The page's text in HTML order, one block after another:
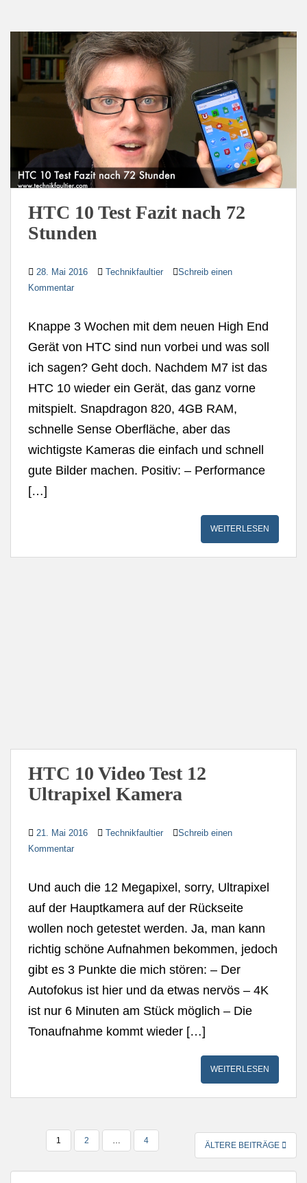
HTC 10 Test Fazit nach 72
Stunden
28. Mai 2016 Technikfaultier
Schreib einen
Kommentar
Knappe 3 Wochen mit dem neuen High End
Gerät von HTC sind nun vorbei und was soll
ich sagen? Geht doch. Nachdem M7 ist das
HTC 10 wieder ein Gerät, das ganz vorne
mitspielt. Snapdragon 820, 4GB RAM,
schnelle Sense Oberfläche, aber das
wichtigste Kameras die einfach und schnell
gute Bilder machen. Positiv: – Performance
[…]
WEITERLESEN
HTC 10 Video Test 12
Ultrapixel Kamera
21. Mai 2016 Technikfaultier
Schreib einen
Kommentar
Und auch die 12 Megapixel, sorry, Ultrapixel
auf der Hauptkamera auf der Rückseite
wollen noch getestet werden. Ja, man kann
richtig schöne Aufnahmen bekommen, jedoch
gibt es 3 Punkte die mich stören: – Der
Autofokus ist hier und da etwas nervös – 4K
ist nur 6 Minuten am Stück möglich – Die
Tonaufnahme kommt wieder […]
WEITERLESEN
SEITENNUMMERIERUNG
BEITRÄGE
1 2 … 4 ÄLTERE BEITRÄGE